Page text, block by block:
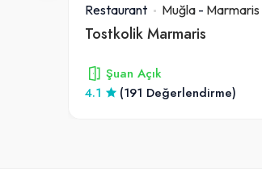
Restaurant Muğla - Marmaris
Tostkolik Marmaris
Şuan Açık
4.1
(191 Değerlendirme)